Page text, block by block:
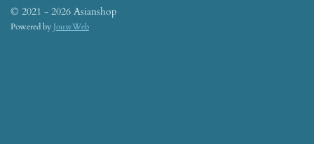
© 2021 - 2026 Asianshop
Powered by JouwWeb